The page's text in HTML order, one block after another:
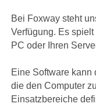
Bei Foxway steht
Verfügung. Es
PC oder Ihren
Eine Software kann
die den Computer
Einsatzbereiche